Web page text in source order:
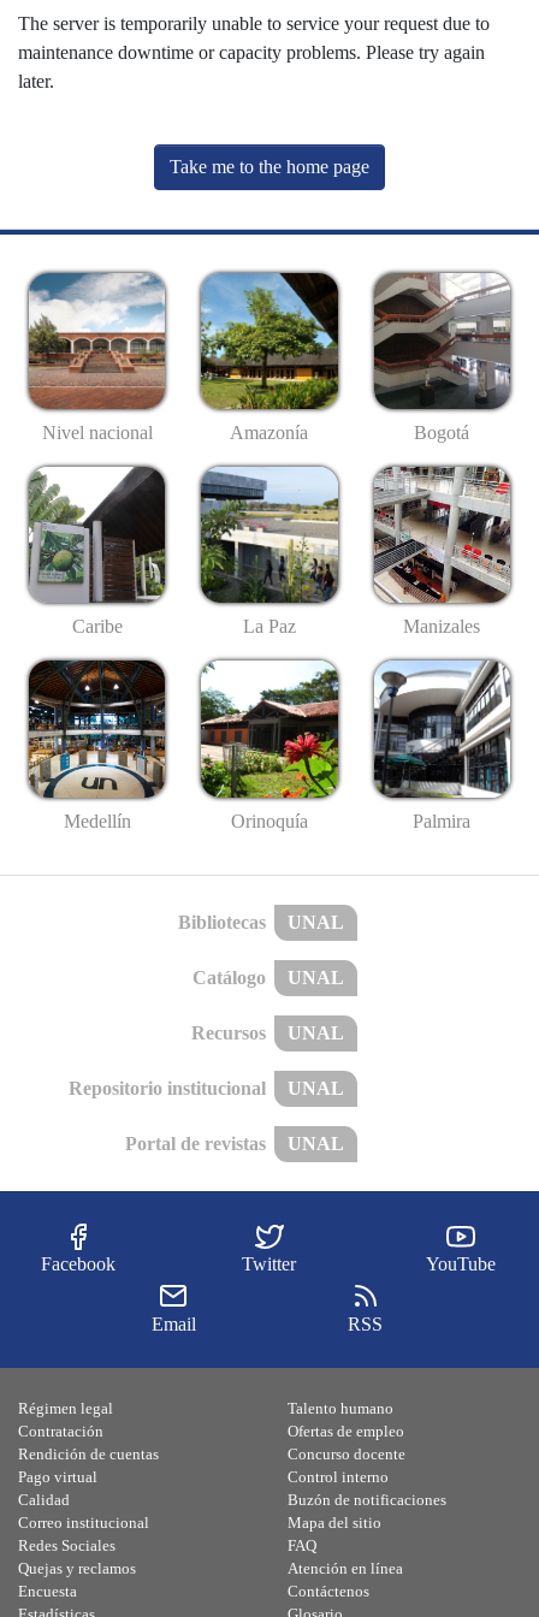
The server is temporarily unable to service your request due to
maintenance downtime or capacity problems. Please try again
later.
Take me to the home page
Nivel nacional Amazonía Bogotá
Caribe La Paz Manizales
Medellín Orinoquía Palmira
Bibliotecas UNAL
Catálogo UNAL
Recursos UNAL
Repositorio institucional UNAL
Portal de revistas UNAL
Facebook Twitter YouTube
Email RSS
Régimen legal
Contratación
Rendición de cuentas
Pago virtual
Calidad
Talento humano
Ofertas de empleo
Concurso docente
Control interno
Buzón de notificaciones
Correo institucional
Redes Sociales
Quejas y reclamos
Encuesta
Mapa del sitio
FAQ
Atención en línea
Contáctenos